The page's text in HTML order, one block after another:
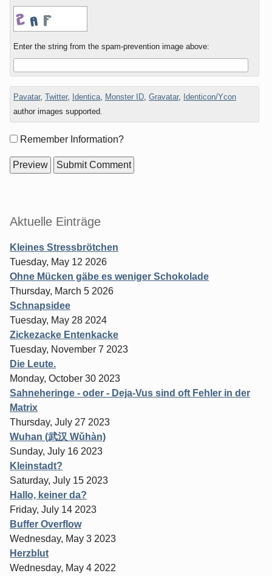
Enter the string from the spam-prevention image above:
Pavatar, Twitter, Identica, Monster ID, Gravatar,
Identicon/Ycon
author images supported.
FormRemember Information?
Aktuelle Einträge
Kleines Stressbrötchen
Tuesday, May 12 2026
Ohne Mücken gäbe es weniger Schokolade
Thursday, March 5 2026
Schnapsidee
Tuesday, May 28 2024
Zickezacke Entenkacke
Tuesday, November 7 2023
Die Leute.
Monday, October 30 2023
Sahneheringe - oder - Deja-Vus sind oft Fehler in der
Matrix
Thursday, July 27 2023
Wuhan (武汉 Wǔhàn)
Sunday, July 16 2023
Kleinstadt?
Saturday, July 15 2023
Hallo, keiner da?
Friday, July 14 2023
Buffer Overflow
Wednesday, May 3 2023
Herzblut
Wednesday, May 4 2022